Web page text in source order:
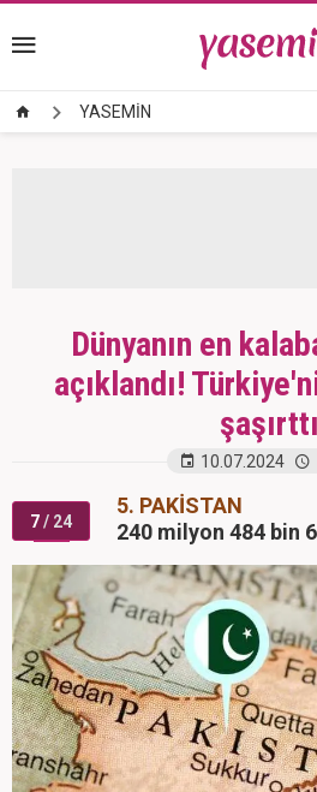
YASEMİN
Dünyanın en
açıklandı!
şaşırttı
10.07.2024
7/ 24
5. PAKİSTAN
240 milyon 484 bin